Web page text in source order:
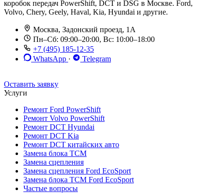
коробок передач PowerShift, DCT и DSG в Москве. Ford,
Volvo, Chery, Geely, Haval, Kia, Hyundai и другие.
Москва, Задонский проезд, 1А
Пн–Сб: 09:00–20:00, Вс: 10:00–18:00
+7 (495) 185-12-35
WhatsApp ·
Telegram
Оставить заявку
Услуги
Ремонт Ford PowerShift
Ремонт Volvo PowerShift
Ремонт DCT Hyundai
Ремонт DCT Kia
Ремонт DCT китайских авто
Замена блока TCM
Замена сцепления
Замена сцепления Ford EcoSport
Замена блока TCM Ford EcoSport
Частые вопросы